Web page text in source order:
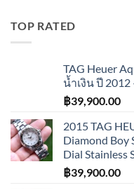
TOP RATED
TAG Heuer
น้ำเงิน ปี
฿39,900.00
2015 TAG
Diamond Boy
Dial Stainless
฿39,900.00